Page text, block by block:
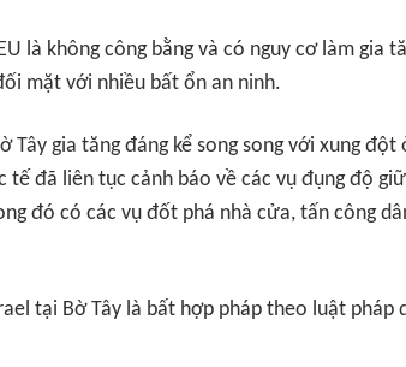
là không công bằng và có nguy cơ làm gia
mặt với nhiều bất ổn an ninh.
Tây gia tăng đáng kể song song với xung đột
tế đã liên tục cảnh báo về các vụ đụng độ
đó có các vụ đốt phá nhà cửa, tấn công
tại Bờ Tây là bất hợp pháp theo luật pháp